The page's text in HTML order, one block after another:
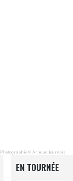
Photographie © Arnaud Journois
EN TOURNÉE